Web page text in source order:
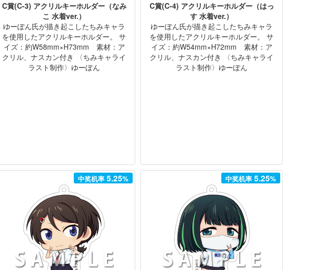
C賞(C-3) アクリルキーホルダー（なみ
こ 水着ver.）
ゆーぽん氏が描き起こしたちみキャラ
を使用したアクリルキーホルダー。 サ
イズ：約W58mm×H73mm 素材：ア
クリル、ナスカン付き 〈ちみキャライ
ラスト制作〉ゆーぽん
C賞(C-4) アクリルキーホルダー（はっ
す 水着ver.）
ゆーぽん氏が描き起こしたちみキャラ
を使用したアクリルキーホルダー。 サ
イズ：約W54mm×H72mm 素材：ア
クリル、ナスカン付き 〈ちみキャライ
ラスト制作〉ゆーぽん
中奖机率5.25% 中奖机率5.25%